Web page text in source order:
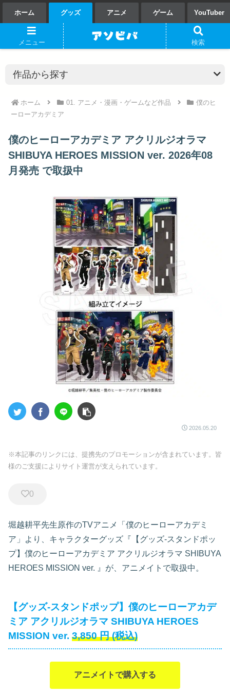
ホーム グッズ アニメ ゲーム YouTuber
ホーム 01. アニメ・漫画・ゲームなど作品
僕のヒ
ーローアカデミア
僕のヒーローアカデミア アクリルジオラマ
SHIBUYA HEROES MISSION ver. 2026年08
月発売 で取扱中
2026.05.20
※本記事のリンクには、提携先のプロモーションが含まれています。皆
様のご支援によりサイト運営が支えられています。
0
堀越耕平先生原作のTVアニメ「僕のヒーローアカデミ
ア」より、キャラクターグッズ『【グッズ-スタンドポッ
プ】僕のヒーローアカデミア アクリルジオラマ SHIBUYA
HEROES MISSION ver. 』が、アニメイトで取扱中。
【グッズ-スタンドポップ】僕のヒーローアカデ
ミア アクリルジオラマ SHIBUYA HEROES
MISSION ver. 3,850 円 (税込)
アニメイトで購入する
メニュー 検索